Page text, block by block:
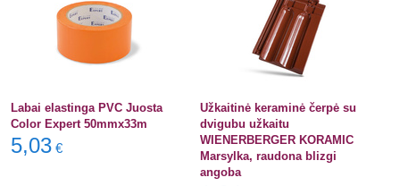
Labai elastinga PVC Juosta
Color Expert 50mmx33m
5,03 €
Užkaitinė keraminė čerpė su
dvigubu užkaitu
WIENERBERGER KORAMIC
Marsylka, raudona blizgi
angoba